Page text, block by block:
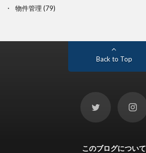
物件管理 (79)
Back to Top
このブログについて